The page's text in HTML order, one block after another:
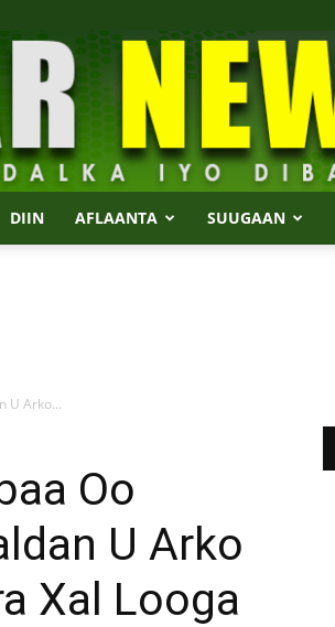
DIIN AFLAANTA SUUGAAN
U Arko...
Oo
U Arko
Xal Looga